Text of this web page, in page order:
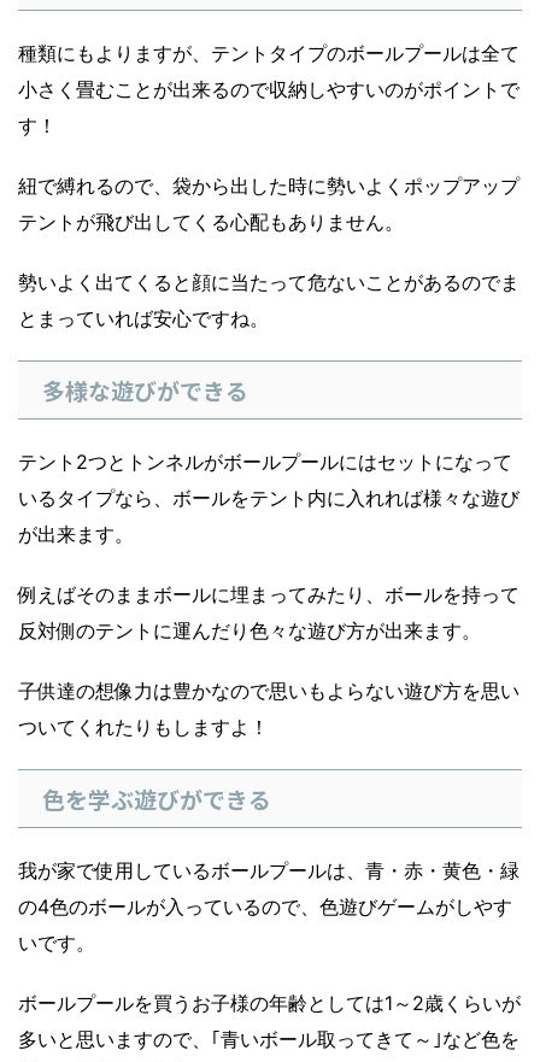
種類にもよりますが、テントタイプのボールプールは全て
小さく畳むことが出来るので収納しやすいのがポイントで
す！
紐で縛れるので、袋から出した時に勢いよくポップアップ
テントが飛び出してくる心配もありません。
勢いよく出てくると顔に当たって危ないことがあるのでま
とまっていれば安心ですね。
多様な遊びができる
テント2つとトンネルがボールプールにはセットになって
いるタイプなら、ボールをテント内に入れれば様々な遊び
が出来ます。
例えばそのままボールに埋まってみたり、ボールを持って
反対側のテントに運んだり色々な遊び方が出来ます。
子供達の想像力は豊かなので思いもよらない遊び方を思い
ついてくれたりもしますよ！
色を学ぶ遊びができる
我が家で使用しているボールプールは、青・赤・黄色・緑
の4色のボールが入っているので、色遊びゲームがしやす
いです。
ボールプールを買うお子様の年齢としては1～2歳くらいが
多いと思いますので、｢青いボール取ってきて～｣など色を